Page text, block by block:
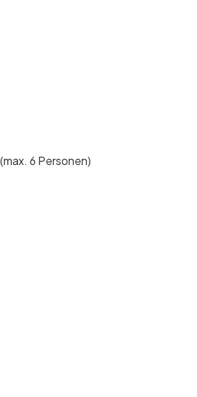
6 Personen)